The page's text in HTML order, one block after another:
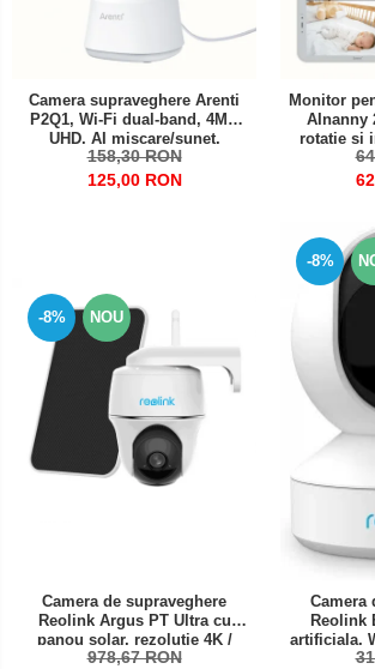
Camera supraveghere Arenti
P2Q1, Wi-Fi dual-band, 4MP
UHD, AI miscare/sunet,
urmarire automata, vedere
nocturna 360°
158,30 RON
125,00 RON
Monitor
AInanny
rotatie si
-8% NOU
Camera de supraveghere
Reolink Argus PT Ultra cu
panou solar, rezoluție 4K /
8MP, WIFI, detectare
978,67 RON
-8%
Camera
Reolink
artificiala,